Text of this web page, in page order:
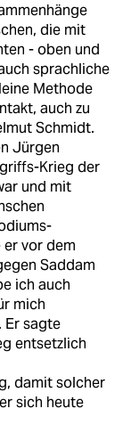
die mit
- oben und
sprachliche
Methode
auch zu
Schmidt.
Jürgen
Krieg der
und mit
er vor dem
Saddam
ich auch
mich
Er sagte
entsetzlich
damit solcher
sich heute